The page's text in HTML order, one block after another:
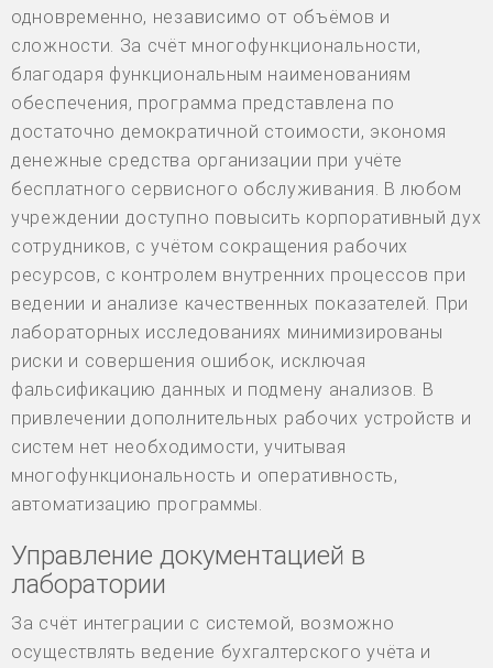
одновременно, независимо от объёмов и
сложности. За счёт многофункциональности,
благодаря функциональным наименованиям
обеспечения, программа представлена по
достаточно демократичной стоимости, экономя
денежные средства организации при учёте
бесплатного сервисного обслуживания. В любом
учреждении доступно повысить корпоративный дух
сотрудников, с учётом сокращения рабочих
ресурсов, с контролем внутренних процессов при
ведении и анализе качественных показателей. При
лабораторных исследованиях минимизированы
риски и совершения ошибок, исключая
фальсификацию данных и подмену анализов. В
привлечении дополнительных рабочих устройств и
систем нет необходимости, учитывая
многофункциональность и оперативность,
автоматизацию программы.
Управление документацией в
лаборатории
За счёт интеграции с системой, возможно
осуществлять ведение бухгалтерского учёта и